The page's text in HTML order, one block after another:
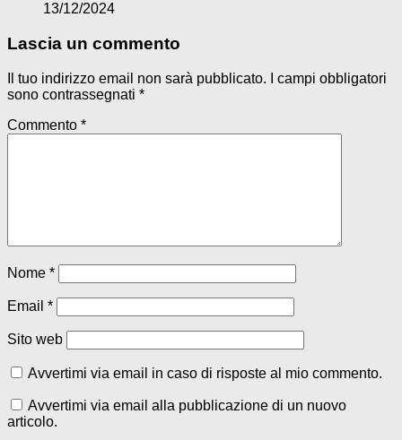
13/12/2024
Lascia un commento
Il tuo indirizzo email non sarà pubblicato.
I campi obbligatori
sono contrassegnati *
Commento *
Nome *
Email *
Sito web
Avvertimi via email in caso di risposte al mio commento.
Avvertimi via email alla pubblicazione di un nuovo
articolo.